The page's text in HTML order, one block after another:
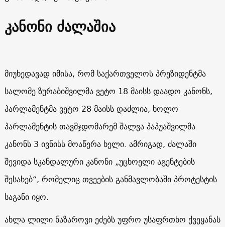
კანონი ძალაშია
მიუხედავად იმისა, რომ საქართველოს პრეზიდენტმა
სალომე ზურაბიშვილმა ვეტო 18 მაისს დაადო კანონს,
პარლამენტმა ვეტო 28 მაისს დაძლია, ხოლო
პარლამენტის თავმჯდომარემ შალვა პაპუაშვილმა
კანონს 3 ივნისს მოაწერა ხელი. ამრიგად, ძალაში
შევიდა სკანდალური კანონი „უცხოელი აგენტების
შესახებ“, რომელიც თვეების განმავლობაში პროტესტის
საგანი იყო.
ახლა ლილი ნაზაროვი ეძებს უფრო უსაფრთხო ქვეყანას